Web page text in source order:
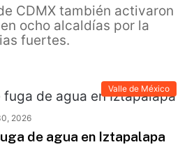
CDMX también activaron
ocho alcaldías por la
fuertes.
Valle de México
2026
de agua en Iztapalapa